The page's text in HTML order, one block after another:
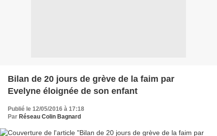
Bilan de 20 jours de grève de la faim par
Evelyne éloignée de son enfant
Publié le 12/05/2016 à 17:18
Par Réseau Colin Bagnard